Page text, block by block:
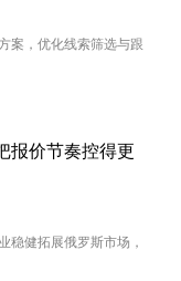
案，优化线索筛选与跟
报价节奏控得更
稳健拓展俄罗斯市场，